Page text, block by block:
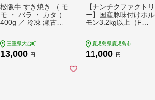
松阪牛 すき焼き （ モ
モ ・ バラ ・ カタ ）
400g ／ 冷凍 瀬古食
メ 牛肉 お肉 肉 和牛
黒毛和牛 国産 国産牛
三重県大台町
13,000 円
【ナンチクファクトリ
ー】国産豚味付けホル
モン3.2kg以上（F）
鹿児島県鹿児島市
11,000 円